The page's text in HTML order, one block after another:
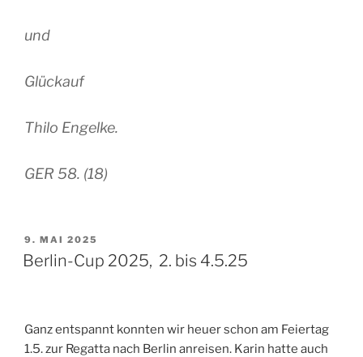
und
Glückauf
Thilo Engelke.
GER 58. (18)
VERÖFFENTLICHT
AM
9. MAI 2025
Berlin-Cup 2025, 2. bis 4.5.25
Ganz entspannt konnten wir heuer schon am Feiertag
1.5. zur Regatta nach Berlin anreisen. Karin hatte auch